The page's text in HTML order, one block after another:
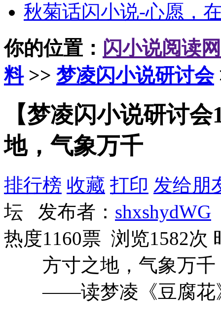
秋菊话闪小说-心愿，
你的位置： 闪小说阅读网
料>> 梦凌闪小说研讨会
【梦凌闪小说研讨
地，气象万千
排行榜 收藏 打印 发给朋
坛 发布者： shxshydWG
热度1160票 浏览1582次
方寸之地，气象万千
——读梦凌《豆腐花